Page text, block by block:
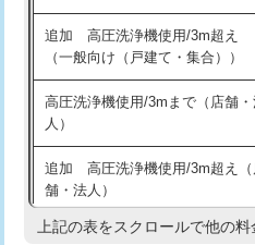
マス交換（深さ50㎝以上）
コンクリート斫り（厚さ10㎝まで
コンクリート斫り（厚さ10㎝超え
モルタル補修（厚さ10㎝まで）
モルタル補修（厚さ10㎝超え）
持込商品取付（混合水栓）
給水管工事※（ホール加工)
給水管工事※（バンド止め)
給水管工事※（支持金具設置)
追加 高圧洗浄機使用/3m超え
（一般向け（戸建て・集合））
高圧洗浄機使用/3mまで（店舗
人）
追加 高圧洗浄機使用/3m超え（
舗・法人）
高度高圧洗浄換
上記の表をスクロールで他の料